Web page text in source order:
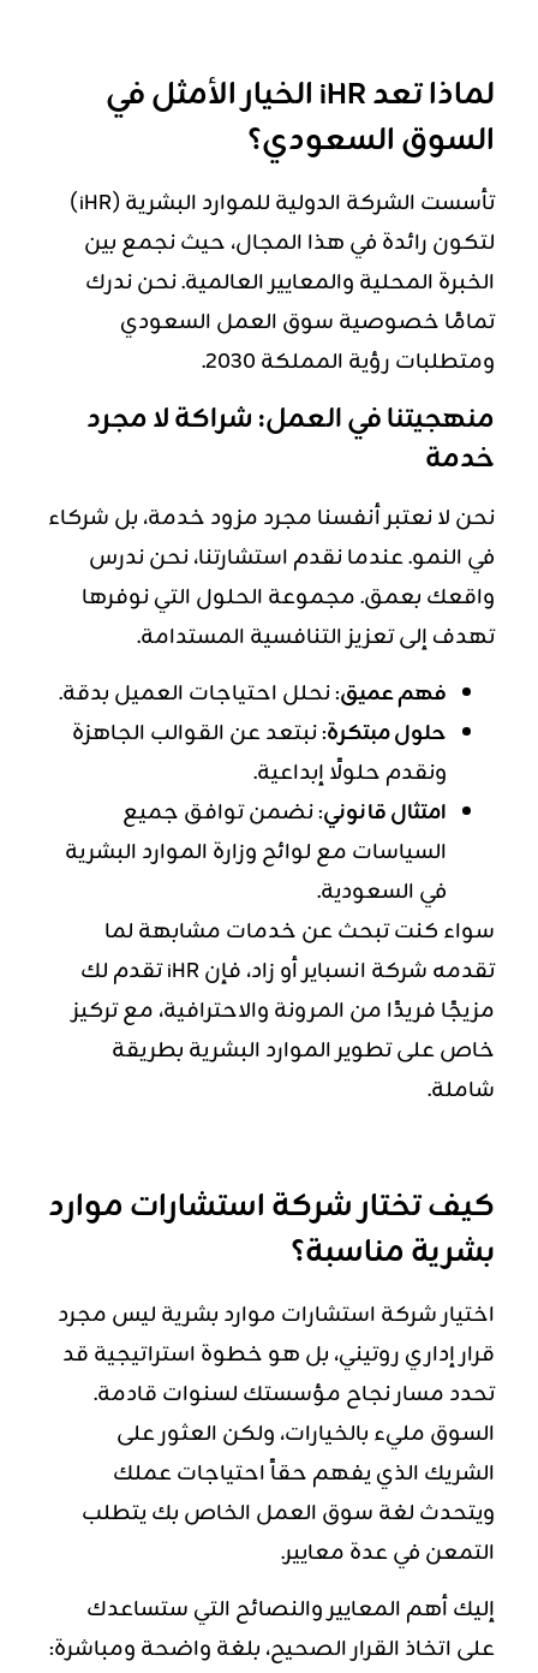
لماذا تعد iHR الخيار الأمثل في
السوق السعودي؟
تأسست الشركة الدولية للموارد البشرية (iHR)
لتكون رائدة في هذا المجال، حيث نجمع بين
الخبرة المحلية والمعايير العالمية. نحن ندرك
تمامًا خصوصية سوق العمل السعودي
ومتطلبات رؤية المملكة 2030.
منهجيتنا في العمل: شراكة لا مجرد
خدمة
نحن لا نعتبر أنفسنا مجرد مزود خدمة، بل شركاء
في النمو. عندما نقدم استشارتنا، نحن ندرس
واقعك بعمق. مجموعة الحلول التي نوفرها
تهدف إلى تعزيز التنافسية المستدامة.
فهم عميق: نحلل احتياجات العميل بدقة.
حلول مبتكرة: نبتعد عن القوالب الجاهزة
ونقدم حلولًا إبداعية.
امتثال قانوني: نضمن توافق جميع
السياسات مع لوائح وزارة الموارد البشرية
في السعودية.
سواء كنت تبحث عن خدمات مشابهة لما
تقدمه شركة انسباير أو زاد، فإن iHR تقدم لك
مزيجًا فريدًا من المرونة والاحترافية، مع تركيز
خاص على تطوير الموارد البشرية بطريقة
شاملة.
كيف تختار شركة استشارات موارد
بشرية مناسبة؟
اختيار شركة استشارات موارد بشرية ليس مجرد
قرار إداري روتيني، بل هو خطوة استراتيجية قد
تحدد مسار نجاح مؤسستك لسنوات قادمة.
السوق مليء بالخيارات، ولكن العثور على
الشريك الذي يفهم حقاً احتياجات عملك
ويتحدث لغة سوق العمل الخاص بك يتطلب
التمعن في عدة معايير.
إليك أهم المعايير والنصائح التي ستساعدك
على اتخاذ القرار الصحيح، بلغة واضحة ومباشرة: